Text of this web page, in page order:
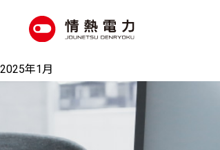
p
2025年1月